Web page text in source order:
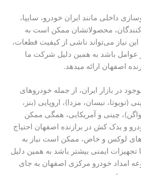
داخلی مانند ایران خودرو، سایپا،
محصولاتشان ممکن است به
این نیاز می‌تواند ناشی از کیفیت قطعات،
عوامل باشد به همین دلیل شرکت ما
در بازار ایران، از جمله خودروهای
(تویوتا، نیسان، مزدا)، اروپایی (بنز،
چینی و آمریکایی، همگی ممکن
و یدک کش در برازنده اصفهان احتیاج
لوکس و خاص، ممکن است نیاز به
ایمنی بیشتر باشد به همین دلیل
امداد خودرو مرکزی اصفهان به جای